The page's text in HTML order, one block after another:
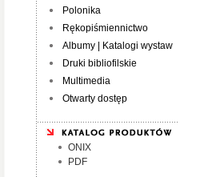
Polonika
Rękopiśmiennictwo
Albumy | Katalogi wystaw
Druki bibliofilskie
Multimedia
Otwarty dostęp
ONIX
PDF